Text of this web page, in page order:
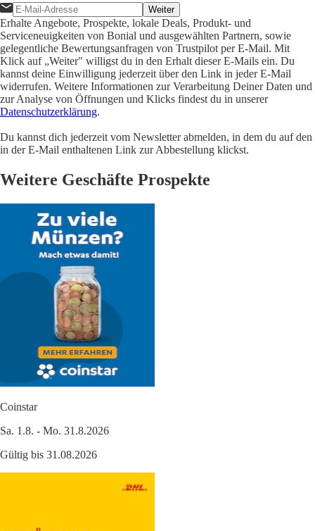
Weiter
Erhalte Angebote, Prospekte, lokale Deals, Produkt- und
Serviceneuigkeiten von Bonial und ausgewählten Partnern, sowie
gelegentliche Bewertungsanfragen von Trustpilot per E-Mail. Mit
Klick auf „Weiter" willigst du in den Erhalt dieser E-Mails ein. Du
kannst deine Einwilligung jederzeit über den Link in jeder E-Mail
widerrufen. Weitere Informationen zur Verarbeitung Deiner Daten und
zur Analyse von Öffnungen und Klicks findest du in unserer
Datenschutzerklärung.
Du kannst dich jederzeit vom Newsletter abmelden, in dem du auf den
in der E-Mail enthaltenen Link zur Abbestellung klickst.
Weitere Geschäfte Prospekte
Coinstar
Sa. 1.8. - Mo. 31.8.2026
Gültig bis 31.08.2026